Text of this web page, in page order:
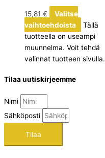
KASETIT
15,81 €
Valitse
vaihtoehdoista
Tällä
tuotteella on useampi
muunnelma. Voit tehdä
valinnat tuotteen sivulla.
Tilaa uutiskirjeemme
Nimi
Sähköposti
Tilaa